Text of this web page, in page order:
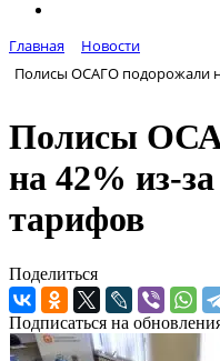
Главная
Новости
Полисы ОСАГО подорожали
Полисы
на 42% из-
тарифов
Поделиться
Подписаться на